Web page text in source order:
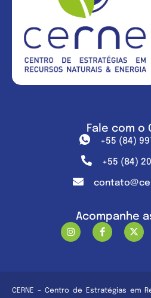
Fale com o
+55 (84)
+55 (84)
Acompanhe
CERNE – Centro de Estratégias em